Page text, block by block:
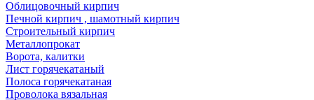
Облицовочный кирпич
Печной кирпич , шамотный кирпич
Строительный кирпич
Металлопрокат
Ворота, калитки
Лист горячекатаный
Полоса горячекатаная
Проволока вязальная